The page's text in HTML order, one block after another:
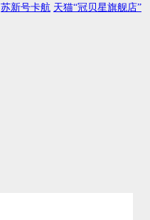
苏新号卡航 天猫“冠贝星旗舰店”